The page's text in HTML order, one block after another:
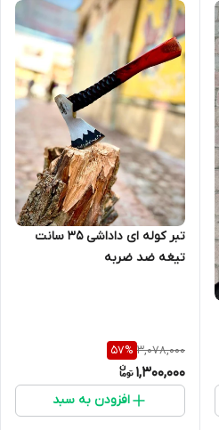
تبر کوله ای داداشی ۳۵ سانت
تیغه ضد ضربه
3,078,000
57%
1,300,000
افزودن به سبد